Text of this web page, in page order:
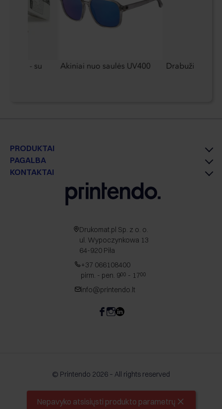
Nepavyko atsisiųsti produkto parametrų
meniu - su Akiniai nuo saulės UV400 Drabužių
PRODUKTAI
PAGALBA
KONTAKTAI
Drukomat.pl Sp. z o. o.
ul. Wypoczynkowa 13
64-920 Piła
+37 066108400
pirm. - pen. 900 - 1700
info@printendo.lt
© Printendo 2026 – All rights reserved